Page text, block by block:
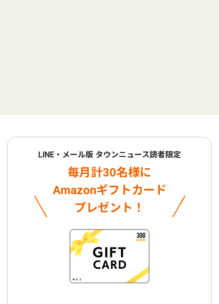
LINE・メール版 タウンニュース読者限定
毎月計30名様に
Amazonギフトカード
プレゼント！